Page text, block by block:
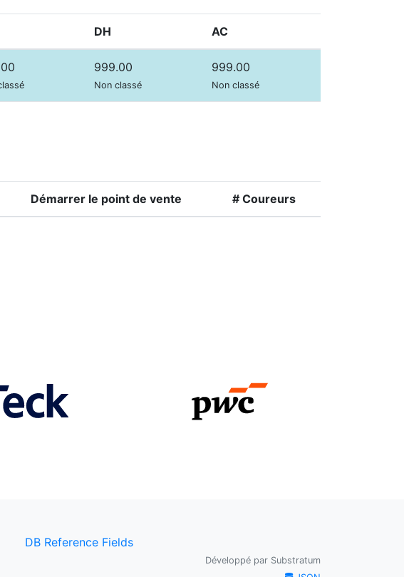
DH AC
999.00
Non classé
999.00
Non classé
Démarrer le point de vente # Coureurs
DB Reference Fields
Développé par Substratum